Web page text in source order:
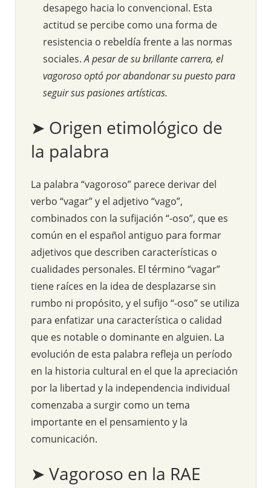
desapego hacia lo convencional. Esta
actitud se percibe como una forma de
resistencia o rebeldía frente a las normas
sociales.A pesar de su brillante carrera, el
vagoroso optó por abandonar su puesto para
seguir sus pasiones artísticas.
➤ Origen etimológico de
la palabra
La palabra “vagoroso” parece derivar del
verbo “vagar” y el adjetivo “vago”,
combinados con la sufijación “-oso”, que es
común en el español antiguo para formar
adjetivos que describen características o
cualidades personales. El término “vagar”
tiene raíces en la idea de desplazarse sin
rumbo ni propósito, y el sufijo “-oso” se utiliza
para enfatizar una característica o calidad
que es notable o dominante en alguien. La
evolución de esta palabra refleja un período
en la historia cultural en el que la apreciación
por la libertad y la independencia individual
comenzaba a surgir como un tema
importante en el pensamiento y la
comunicación.
➤ Vagoroso en la RAE